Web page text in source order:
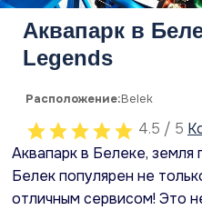
Аквапарк в
Legends
Расположение:Belek
4.5 / 5
Аквапарк в Белеке, земля
Белек популярен не
отличным сервисом! Это